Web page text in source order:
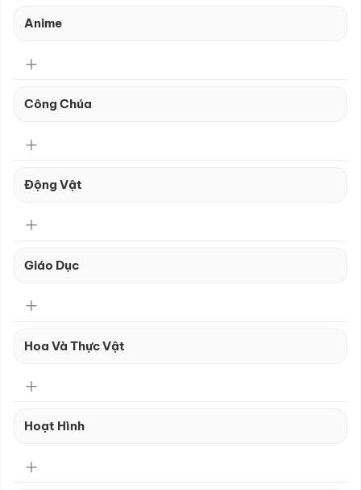
Anime
Công Chúa
Động Vật
Giáo Dục
Hoa Và Thực Vật
Hoạt Hình